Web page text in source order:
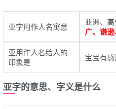
亚字用作人名寓意 亚洲、
广、谦
亚用作人名给人的
印象是
宝宝有
亚字的意思、字义是什么